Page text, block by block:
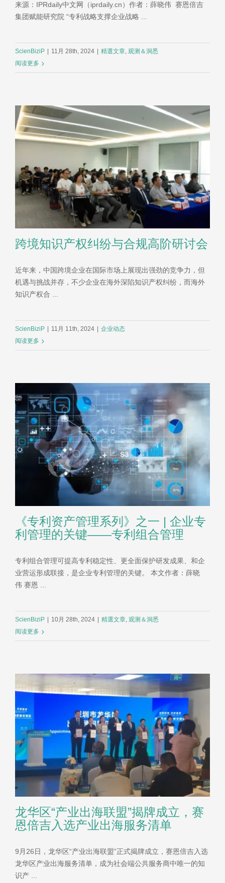
来源：IPRdaily中文网（iprdaily.cn）作者：薛晓伟 赛恩倍吉
集团赋能研究院 “专利战略支撑企业战略 ...
ScienBiziP 11月 28th, 2024 精選文章, 观测＆洞悉
阅读更多
跨境知识产权纠纷与合规高阶研讨会
近年来，中国跨境企业在国际市场上展现出强劲的竞争力，但
机遇与挑战并存，不少企业在海外深陷知识产权纠纷，而海外
知识产权合 ...
ScienBiziP 11月 11th, 2024
企业动态
阅读更多
《专利资产管理系列》之一 | 企业专
利管理的关键——专利组合管理
专利组合管理可提高专利稳定性、更全面保护研发成果、和企
业营运形成联接，是企业专利管理的关键。 本文作者：薛晓
伟 赛恩 ...
ScienBiziP 10月 28th, 2024 精選文章, 观测＆洞悉
阅读更多
龙华区“产业出海联盟”揭牌成立，赛
恩倍吉入选产业出海服务清单
9月26日，龙华区“产业出海联盟”正式揭牌成立，赛恩倍吉入选
龙华区产业出海服务清单，成为社会端公共服务商中唯一的知
识产 ...